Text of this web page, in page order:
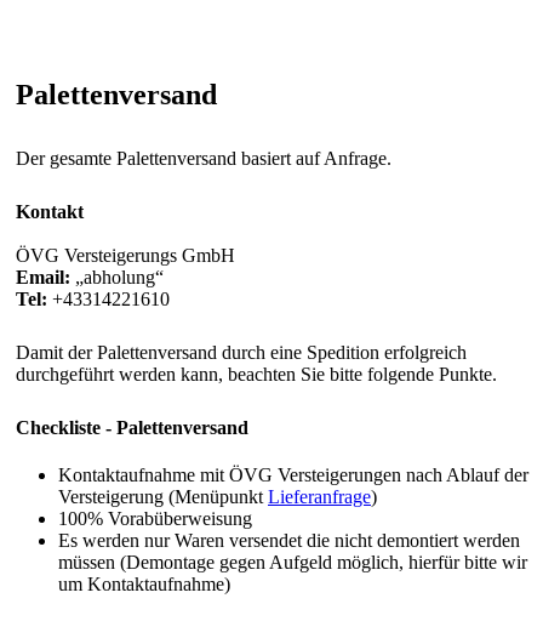
Palettenversand
Der gesamte Palettenversand basiert auf Anfrage.
Kontakt
ÖVG Versteigerungs GmbH
Email:
abholung
Tel: +43314221610
Damit der Palettenversand durch eine Spedition erfolgreich
durchgeführt werden kann, beachten Sie bitte folgende Punkte.
Checkliste - Palettenversand
Kontaktaufnahme mit ÖVG Versteigerungen nach Ablauf der
Versteigerung (Menüpunkt Lieferanfrage)
100% Vorabüberweisung
Es werden nur Waren versendet die nicht demontiert werden
müssen (Demontage gegen Aufgeld möglich, hierfür bitte wir
um Kontaktaufnahme)